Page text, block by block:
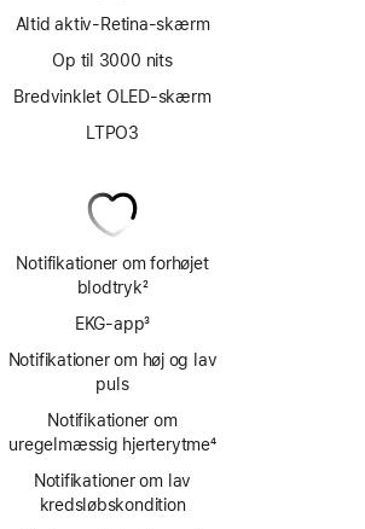
Altid aktiv-Retina-skærm
Op til 3000 nits
Bredvinklet OLED-skærm
LTPO3
Notifikationer om forhøjet
blodtryk2
EKG-app3
Notifikationer om høj og lav
puls
Notifikationer om
uregelmæssig hjerterytme4
Notifikationer om lav
kredsløbskondition